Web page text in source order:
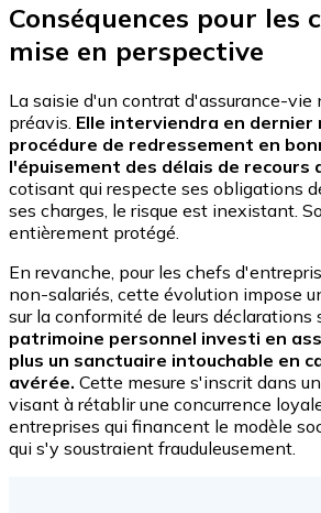
Conséquences pour les
mise en perspective
La saisie d'un contrat d'assurance-vie
préavis. Elle interviendra en dernier
procédure de redressement en
l'épuisement des délais de recours
cotisant qui respecte ses obligations
ses charges, le risque est inexistant.
entièrement protégé.
En revanche, pour les chefs
non-salariés, cette évolution impose
sur la conformité de leurs déclarations
patrimoine personnel investi en
plus un sanctuaire intouchable en
avérée. Cette mesure s'inscrit dans
visant à rétablir une concurrence
entreprises qui financent le modèle
qui s'y soustraient frauduleusement.